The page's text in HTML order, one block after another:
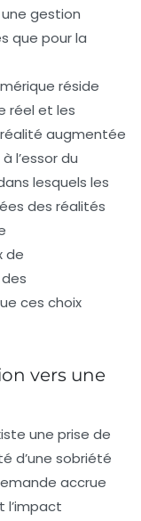
gestion
que pour la
réside
réel et les
augmentée
l’essor du
lesquels les
des réalités
de
ces choix
vers une
une prise de
d’une sobriété
accrue
l’impact